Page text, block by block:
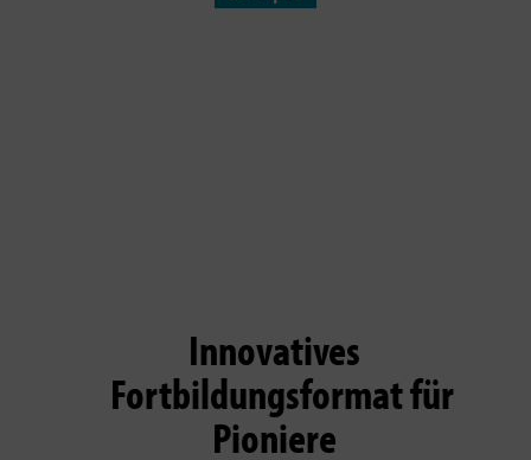
Innovatives
Fortbildungsformat für
Pioniere